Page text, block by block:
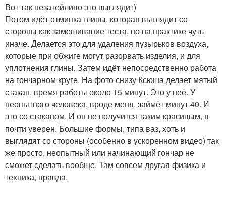
Вот так незатейливо это выглядит)
Потом идёт отминка глины, которая выглядит со
стороны как замешивание теста, но на практике чуть
иначе. Делается это для удаления пузырьков воздуха,
которые при обжиге могут разорвать изделия, и для
уплотнения глины. Затем идёт непосредственно работа
на гончарном круге. На фото снизу Ксюша делает мятый
стакан, время работы около 15 минут. Это у неё. У
неопытного человека, вроде меня, займёт минут 40. И
это со стаканом. И он не получится таким красивым, я
почти уверен. Большие формы, типа ваз, хоть и
выглядят со стороны (особенно в ускоренном видео) так
же просто, неопытный или начинающий гончар не
сможет сделать вообще. Там совсем другая физика и
техника, правда.